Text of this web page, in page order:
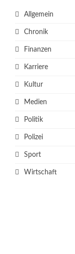
Allgemein
Chronik
Finanzen
Karriere
Kultur
Medien
Politik
Polizei
Sport
Wirtschaft